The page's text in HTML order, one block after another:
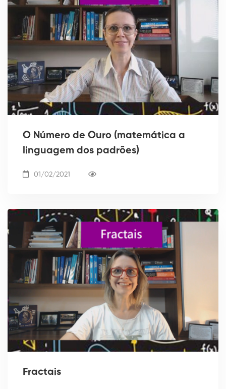
O Número de Ouro (matemática a
linguagem dos padrões)
01/02/2021
Fractais